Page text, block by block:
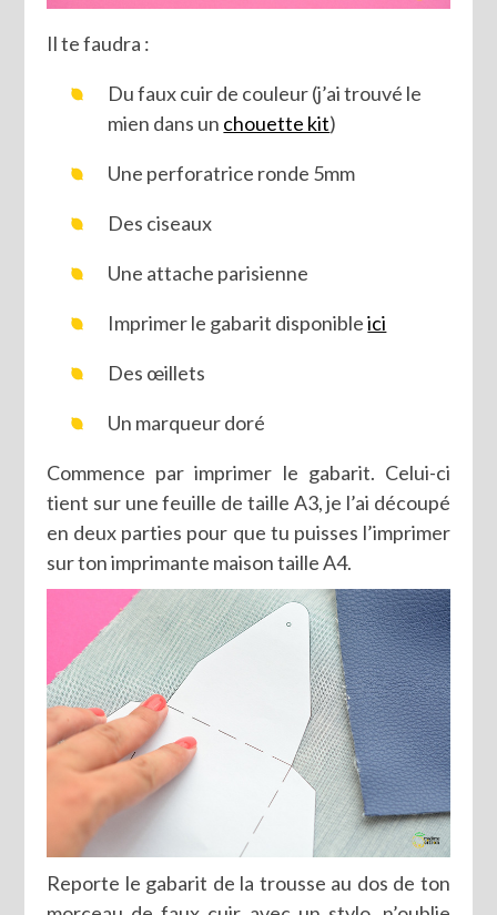
Il te faudra :
Du faux cuir de couleur (j’ai trouvé le
mien dans un chouette kit)
Une perforatrice ronde 5mm
Des ciseaux
Une attache parisienne
Imprimer le gabarit disponibleici
Des œillets
Un marqueur doré
Commence par imprimer le gabarit. Celui-ci
tient sur une feuille de taille A3, je l’ai découpé
en deux parties pour que tu puisses l’imprimer
sur ton imprimante maison taille A4.
Reporte le gabarit de la trousse au dos de ton